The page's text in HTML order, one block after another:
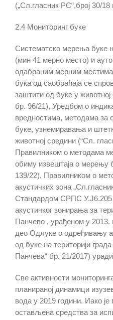
(„Сл.гласник РС“,број 30/18
2.4 Мониторинг буке
Систематско мерења буке
(мин 41 мерно место) и
одабраним мерним местима
бука од саобраћаја се
заштити од буке у
бр. 96/21), Уредбом о
вредностима, методама за
буке, узнемиравања и
животној средини (“Сл.
Правилником о методама
обиму извештаја о мерењу
139/22), Правилником о
акустичких зона
Стандардом СРПС У.Ј6.205
акустичког зонирања за
Панчево , урађеном у 2013.
део Одлуке о одређивању
од буке на територији
Панчева“ бр. 21/2017)
Све активности
планираној динамици
вода у 2019 години. Иако
остављена средства за